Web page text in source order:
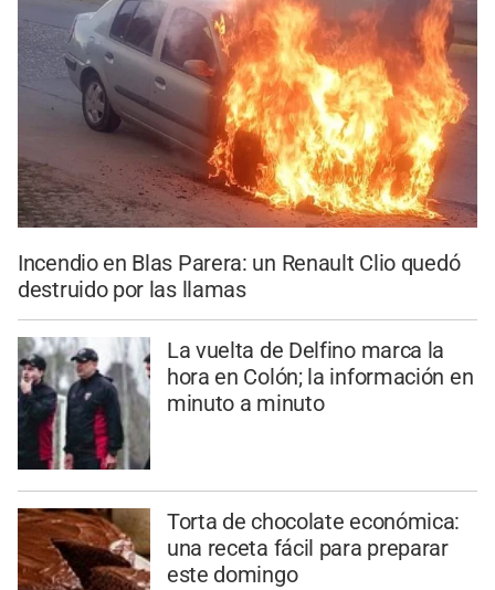
Incendio en Blas Parera: un Renault Clio quedó
destruido por las llamas
La vuelta de Delfino marca la
hora en Colón; la información en
minuto a minuto
Torta de chocolate económica:
una receta fácil para preparar
este domingo